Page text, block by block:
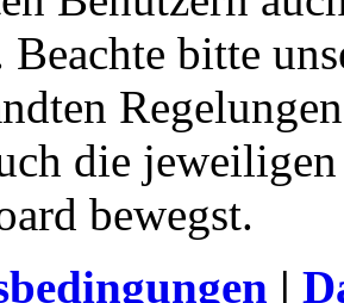
Beachte bitte
die
bewegst.
|